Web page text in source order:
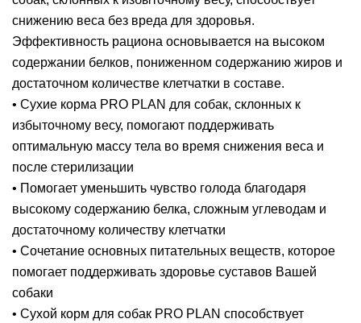
снижению веса без вреда для здоровья.
Эффективность рациона основывается на высоком
содержании белков, пониженном содержанию жиров и
достаточном количестве клетчатки в составе.
• Сухие корма PRO PLAN для собак, склонных к
избыточному весу, помогают поддерживать
оптимальную массу тела во время снижения веса и
после стерилизации
• Помогает уменьшить чувство голода благодаря
высокому содержанию белка, сложным углеводам и
достаточному количеству клетчатки
• Сочетание основных питательных веществ, которое
помогает поддерживать здоровье суставов Вашей
собаки
• Сухой корм для собак PRO PLAN cпособствует